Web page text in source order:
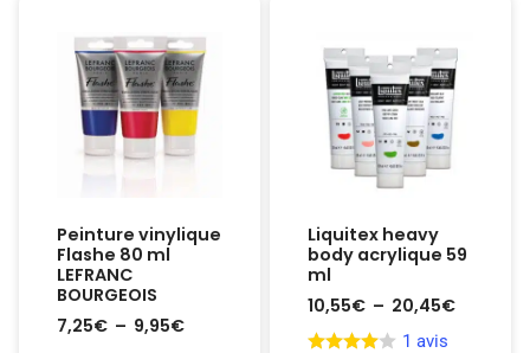
Peinture vinylique
Flashe 80 ml
LEFRANC
BOURGEOIS
7,25€ – 9,95€
Liquitex heavy
body acrylique 59
ml
10,55€ – 20,45€
1 avis